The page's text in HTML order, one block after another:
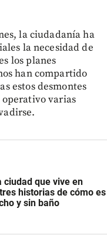
la ciudadanía ha
la necesidad de
los planes
han compartido
estos desmontes
varias
ciudad que vive en
historias de cómo es
y sin baño